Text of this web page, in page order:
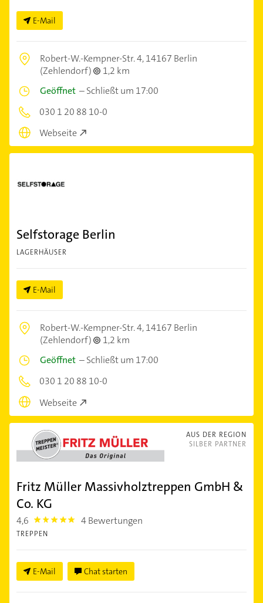
E-Mail
Robert-W.-Kempner-Str. 4,14167 Berlin
(Zehlendorf)
1,2 km
Geöffnet –Schließt um 17:00
030 1 20 88 10-0
Webseite
Selfstorage Berlin
LAGERHÄUSER
E-Mail
Robert-W.-Kempner-Str. 4,14167 Berlin
(Zehlendorf)
1,2 km
Geöffnet –Schließt um 17:00
030 1 20 88 10-0
Webseite
AUS DER REGION
SILBER PARTNER
Fritz Müller Massivholztreppen GmbH &
Co. KG
4,6 4.6 4 Bewertungen
TREPPEN
E-Mail Chat starten